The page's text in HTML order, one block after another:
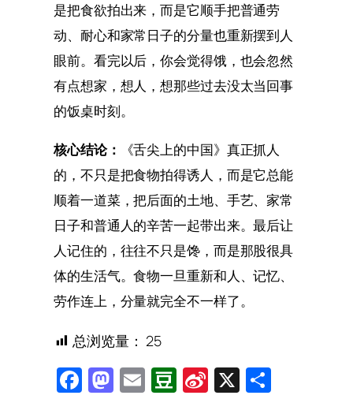
是把食欲拍出来，而是它顺手把普通劳
动、耐心和家常日子的分量也重新摆到人
眼前。看完以后，你会觉得饿，也会忽然
有点想家，想人，想那些过去没太当回事
的饭桌时刻。
核心结论：
《舌尖上的中国》真正抓人
的，不只是把食物拍得诱人，而是它总能
顺着一道菜，把后面的土地、手艺、家常
日子和普通人的辛苦一起带出来。最后让
人记住的，往往不只是馋，而是那股很具
体的生活气。食物一旦重新和人、记忆、
劳作连上，分量就完全不一样了。
总浏览量： 25
Facebook
Mastodon
EmailDouban
Sina
X